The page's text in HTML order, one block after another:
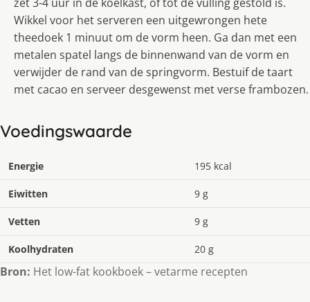
Wikkel voor het serveren een uitgewrongen hete
theedoek 1 minuut om de vorm heen. Ga dan met een
metalen spatel langs de binnenwand van de vorm en
verwijder de rand van de springvorm. Bestuif de taart
met cacao en serveer desgewenst met verse frambozen.
Voedingswaarde
Energie 195 kcal
Eiwitten 9 g
Vetten 9 g
Koolhydraten 20 g
Bron: Het low-fat kookboek – vetarme recepten